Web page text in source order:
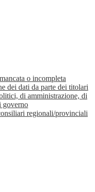
o incompleta
dei dati da parte dei titolari
di amministrazione, di
governo
regionali/provinciali